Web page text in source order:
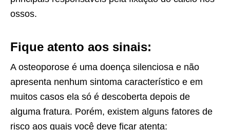
ossos.
Fique atento aos sinais:
A osteoporose é uma doença silenciosa e não
apresenta nenhum sintoma característico e em
muitos casos ela só é descoberta depois de
alguma fratura. Porém, existem alguns fatores de
risco aos quais você deve ficar atenta: